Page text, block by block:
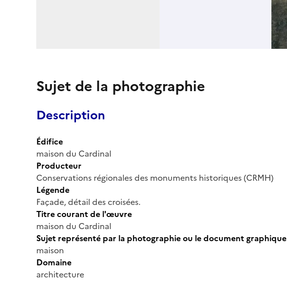
Sujet de la photographie
Description
Édifice
maison du Cardinal
Producteur
Conservations régionales des monuments historiques (CRMH)
Légende
Façade, détail des croisées.
Titre courant de l'œuvre
maison du Cardinal
Sujet représenté par la photographie ou le document graphique
maison
Domaine
architecture